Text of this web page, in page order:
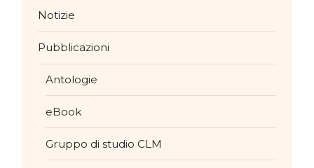
Notizie
Pubblicazioni
Antologie
eBook
Gruppo di studio CLM